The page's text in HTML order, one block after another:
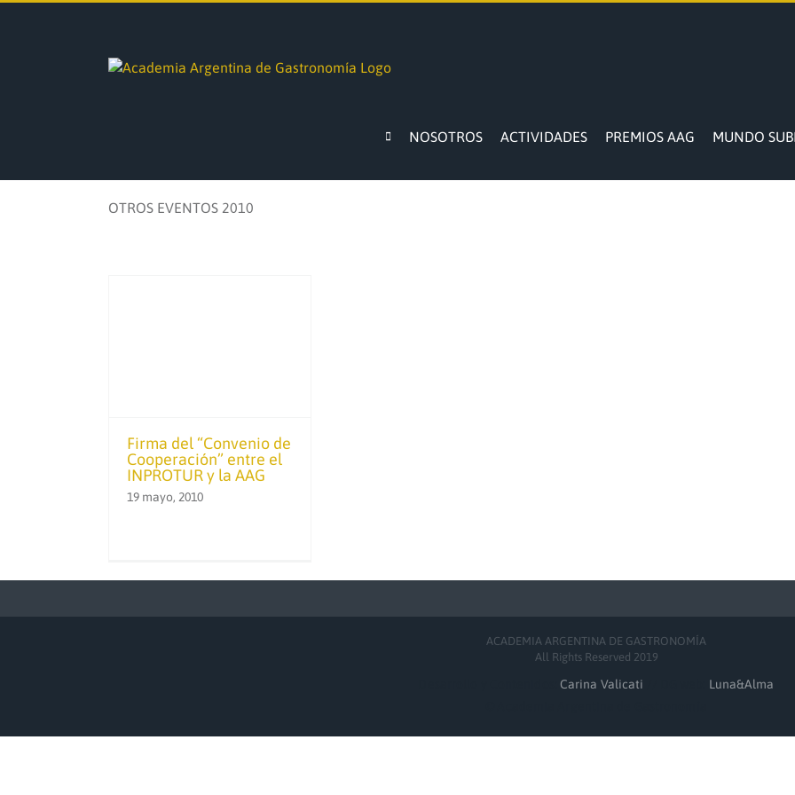
NOSOTROS ACTIVIDADES PREMIOS AAG MUNDO
OTROS EVENTOS 2010
Firma del “Convenio de
Cooperación” entre el
INPROTUR y la AAG
19 mayo, 2010
ACADEMIA ARGENTINA DE GASTRONOMÍA
All Rights Reserved 2019
Carina Valicati
Luna&Alma